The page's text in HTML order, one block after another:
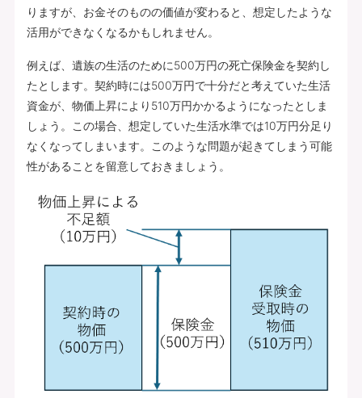
りますが、お金そのものの価値が変わると、想定したような
活用ができなくなるかもしれません。
例えば、遺族の生活のために500万円の死亡保険金を契約し
たとします。契約時には500万円で十分だと考えていた生活
資金が、物価上昇により510万円かかるようになったとしま
しょう。この場合、想定していた生活水準では10万円分足り
なくなってしまいます。このような問題が起きてしまう可能
性があることを留意しておきましょう。